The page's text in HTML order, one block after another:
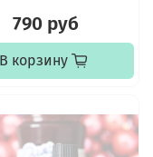
790 руб
В корзину